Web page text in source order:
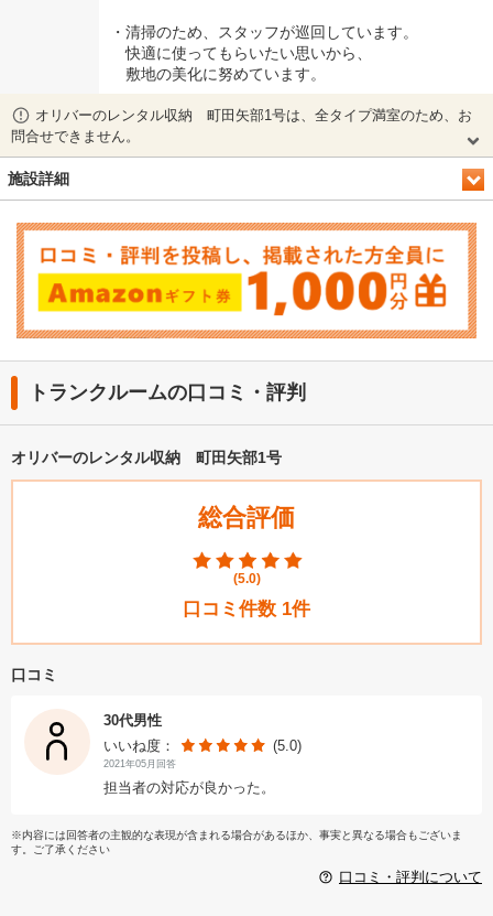
・清掃のため、スタッフが巡回しています。
快適に使ってもらいたい思いから、
敷地の美化に努めています。
オリバーのレンタル収納 町田矢部1号は、全タイプ満室のため、お
問合せできません。
施設詳細
トランクルームの口コミ・評判
オリバーのレンタル収納 町田矢部1号
総合評価
(5.0)
口コミ件数 1件
口コミ
30代男性
いいね度：
(5.0)
2021年05月回答
担当者の対応が良かった。
※内容には回答者の主観的な表現が含まれる場合があるほか、事実と異なる場合もございま
す。ご了承ください
口コミ・評判について